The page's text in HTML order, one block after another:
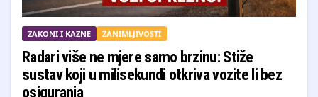
ZAKONI I KAZNE ZANIMLJIVOSTI
Radari više ne mjere samo brzinu: Stiže
sustav koji u milisekundi otkriva vozite li bez
osiguranja